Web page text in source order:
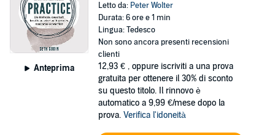
Anteprima
Letto da: Peter Wolter
Durata: 6 ore e 1 min
Lingua: Tedesco
Non sono ancora presenti recensioni
clienti
12,93 € , oppure iscriviti a una prova
gratuita per ottenere il 30% di sconto
su questo titolo. Il rinnovo è
automatico a 9,99 €/mese dopo la
prova. Verifica l'idoneità